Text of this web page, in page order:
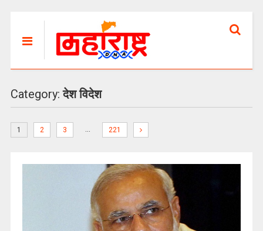
Category:देश विदेश
1 2 3 … 221